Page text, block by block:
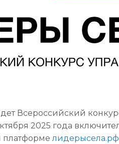
Всероссийский
2025 года
платформелидерысела.рф